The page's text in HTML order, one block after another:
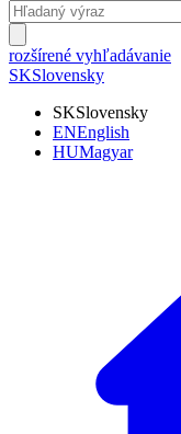
rozšírené vyhľadávanie
SKSlovensky
SKSlovensky
ENEnglish
HUMagyar